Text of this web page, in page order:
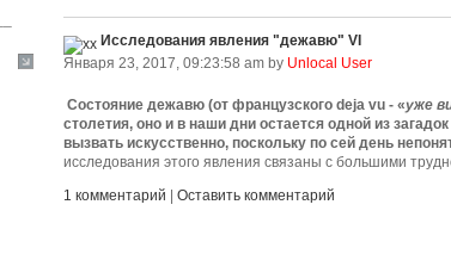
Исследования явления "дежавю" VI
Января 23, 2017, 09:23:58 am by Unlocal User
Состояние дежавю (от французского deja vu - «уже
столетия, оно и в наши дни остается одной из
вызвать искусственно, поскольку по сей день
исследования этого явления связаны с большими
1 комментарий |Оставить комментарий